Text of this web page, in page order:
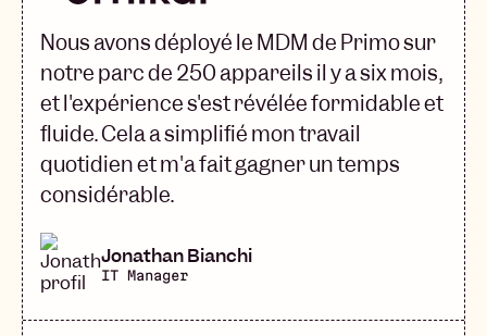
Nous avons déployé le MDM de Primo sur
notre parc de 250 appareils il y a six mois,
et l'expérience s'est révélée formidable et
fluide. Cela a simplifié mon travail
quotidien et m'a fait gagner un temps
considérable.
Jonathan Bianchi
IT Manager